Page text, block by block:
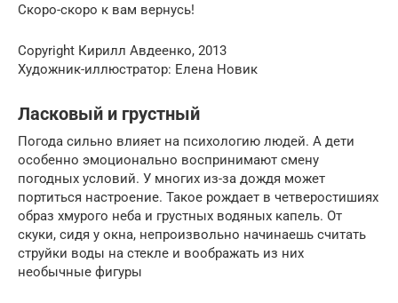
Скоро-скоро к вам вернусь!
Copyright Кирилл Авдеенко, 2013
Художник-иллюстратор: Елена Новик
Ласковый и грустный
Погода сильно влияет на психологию людей. А дети
особенно эмоционально воспринимают смену
погодных условий. У многих из-за дождя может
портиться настроение. Такое рождает в четверостишиях
образ хмурого неба и грустных водяных капель. От
скуки, сидя у окна, непроизвольно начинаешь считать
струйки воды на стекле и воображать из них
необычные фигуры